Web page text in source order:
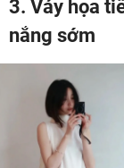
3. Váy họa
nắng sớm